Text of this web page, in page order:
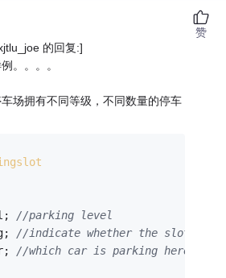
的回复:]
。。。。
场拥有不同等级，不同数量的停车
//parking level
//indicate whether the slot is
//which car is parking here
赞